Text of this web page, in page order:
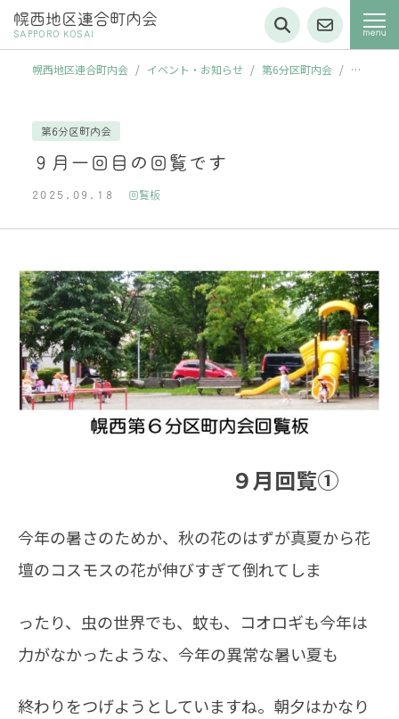
幌西地区連合町内会
SAPPORO KOSAI
幌西地区連合町内会 / イベント・お知らせ / 第6分区町内会 / ９
第6分区町内会
９月一回目の回覧です
2025.09.18 回覧板
９月回覧①
今年の暑さのためか、秋の花のはずが真夏から花
壇のコスモスの花が伸びすぎて倒れてしま
ったり、虫の世界でも、 蚊も、コオロギも今年は
力がなかったような、今年の異常な暑い夏も
終わりをつげようとしていますね。朝夕はかなり